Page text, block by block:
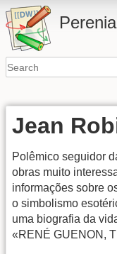
Jean
Polêmico seguidor
obras muito
informações sobre
o simbolismo
uma biografia da
«RENÉ GUENON,